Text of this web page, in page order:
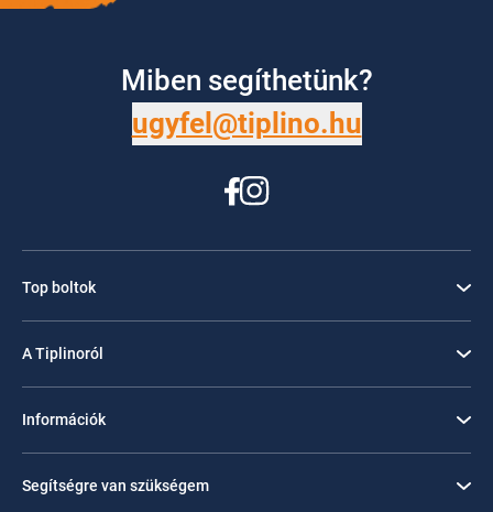
Miben segíthetünk?
ugyfel@tiplino.hu
Top boltok
A Tiplinoról
Információk
Segítségre van szükségem